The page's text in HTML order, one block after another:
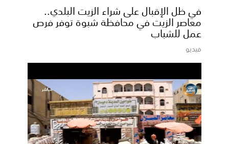
في ظل الإقبال على شراء الزيت البلدي..
معاصر الزيت في محافظة شبوة توفر فرص
عمل للشباب
فيديو